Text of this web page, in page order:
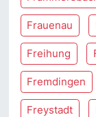
Frauenau
Freihung
Fremdingen
Freystadt